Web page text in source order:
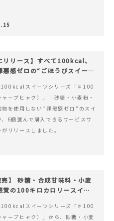
リリース】すべて100kcal、
感ゼロの“ごほうびスイー
スイーツシリーズ「♯100
ャープヒャク）」！砂糖・小麦粉・
物を使用しない“罪悪感ゼロ”のスイ
、6個選んで購入できるサービスサ
がリリースしました。
】 砂糖・合成甘味料・小麦
の100キロカロリースイー
スイーツシリーズ「♯100
ャープヒャク）」から、砂糖・小麦